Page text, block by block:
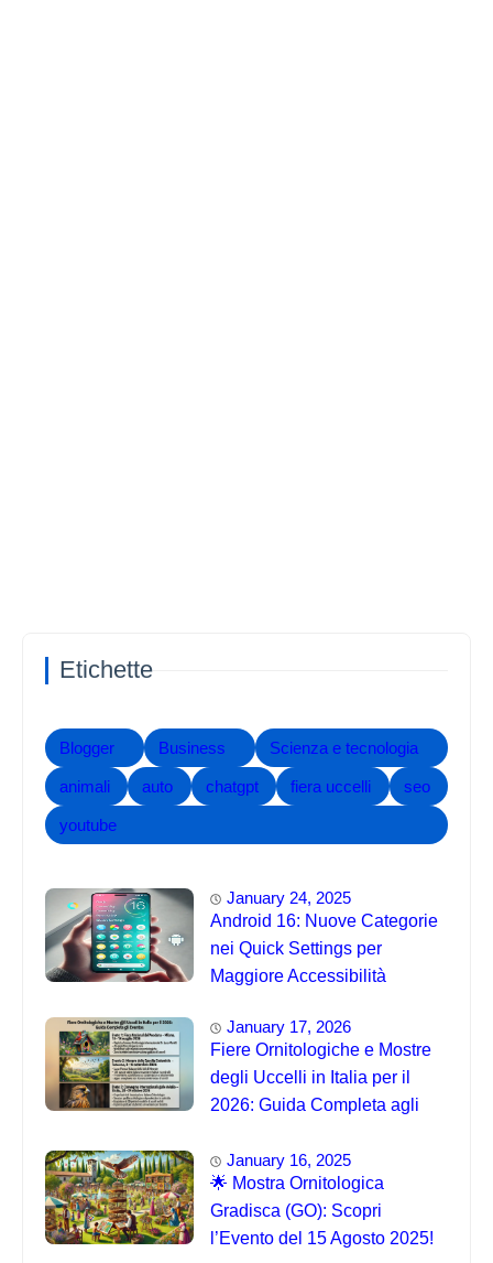
Etichette
Blogger Business Scienza e tecnologia
animali auto chatgpt fiera uccelli seo
youtube
January 24, 2025
Android 16: Nuove Categorie
nei Quick Settings per
Maggiore Accessibilità
January 17, 2026
Fiere Ornitologiche e Mostre
degli Uccelli in Italia per il
2026: Guida Completa agli
January 16, 2025
🌟 Mostra Ornitologica
Gradisca (GO): Scopri
l’Evento del 15 Agosto 2025!